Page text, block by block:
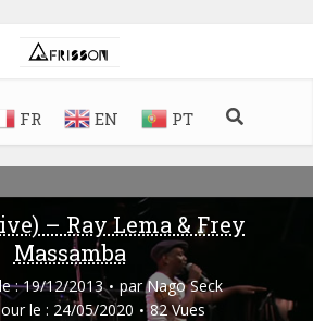
FR EN PT
– Ray Lema & Frey
Massamba
: 19/12/2013 par Nago Seck
le : 24/05/2020
82 Vues